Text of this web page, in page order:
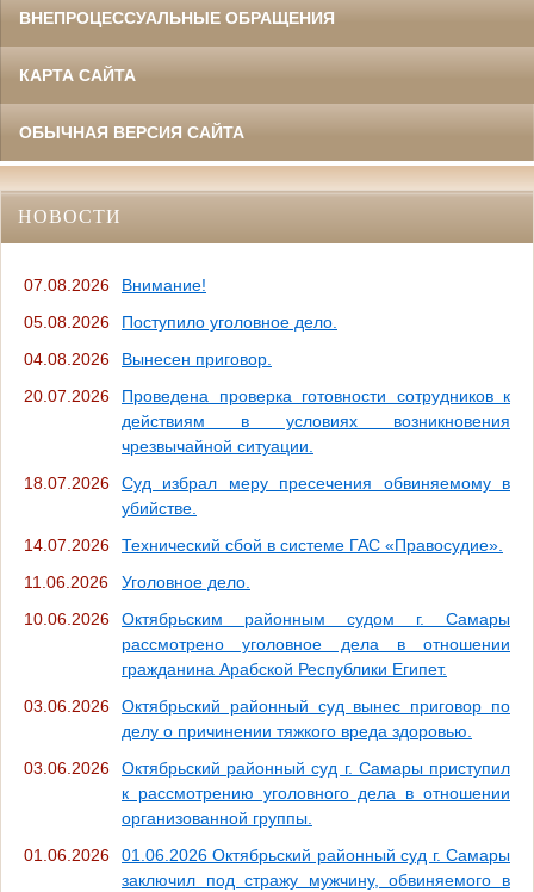
ВНЕПРОЦЕССУАЛЬНЫЕ ОБРАЩЕНИЯ
КАРТА САЙТА
ОБЫЧНАЯ ВЕРСИЯ САЙТА
НОВОСТИ
07.08.2026
Внимание!
05.08.2026
Поступило уголовное дело.
04.08.2026
Вынесен приговор.
20.07.2026
Проведена проверка готовности сотрудников к
действиям в условиях возникновения
чрезвычайной ситуации.
18.07.2026
Суд избрал меру пресечения обвиняемому в
убийстве.
14.07.2026
Технический сбой в системе ГАС «Правосудие».
11.06.2026
Уголовное дело.
10.06.2026
Октябрьским районным судом г. Самары
рассмотрено уголовное дела в отношении
гражданина Арабской Республики Египет.
03.06.2026
Октябрьский районный суд вынес приговор по
делу о причинении тяжкого вреда здоровью.
03.06.2026
Октябрьский районный суд г. Самары приступил
к рассмотрению уголовного дела в отношении
организованной группы.
01.06.2026
01.06.2026 Октябрьский районный суд г. Самары
заключил под стражу мужчину, обвиняемого в